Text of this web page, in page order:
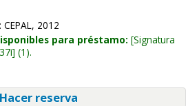
2012
para préstamo: Signatura
(1).
reserva